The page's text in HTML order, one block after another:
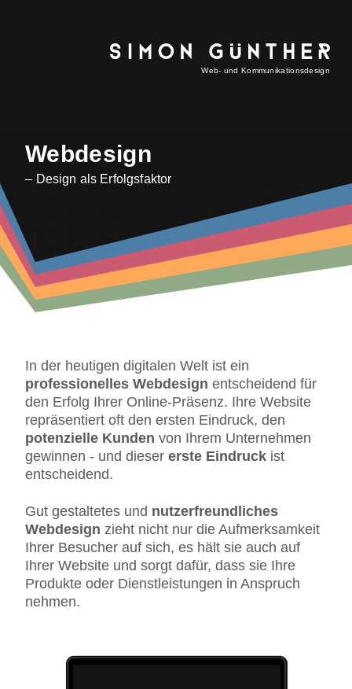
Web- und Kommunikationsdesign
Webdesign
– Design als Erfolgsfaktor
In der heutigen digitalen Welt ist ein
professionelles Webdesign entscheidend für
den Erfolg Ihrer Online-Präsenz. Ihre Website
repräsentiert oft den ersten Eindruck, den
potenzielle Kunden von Ihrem Unternehmen
gewinnen - und dieser erste Eindruck ist
entscheidend.
Gut gestaltetes und nutzerfreundliches
Webdesign zieht nicht nur die Aufmerksamkeit
Ihrer Besucher auf sich, es hält sie auch auf
Ihrer Website und sorgt dafür, dass sie Ihre
Produkte oder Dienstleistungen in Anspruch
nehmen.